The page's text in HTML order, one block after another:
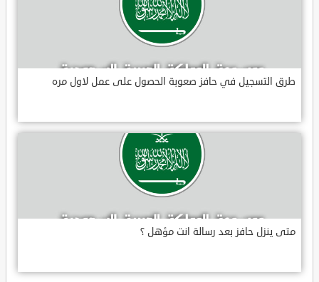
طرق التسجيل في حافز صعوبة الحصول على عمل لاول مره
متى ينزل حافز بعد رسالة انت مؤهل ؟